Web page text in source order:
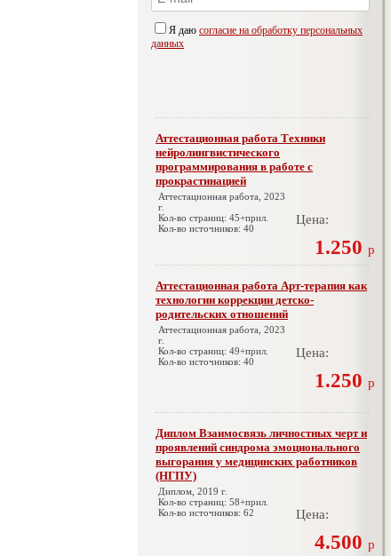
Я даю согласие на обработку персональных
данных
Аттестационная работа Техники
нейролингвистического
программирования в работе с
прокрастинацией
Аттестационная работа, 2023
г.
Кол-во страниц: 45+прил.
Кол-во источников: 40
Цена:
1.250 р
Аттестационная работа Арт-терапия как
технологии коррекции детско-
родительских отношений
Аттестационная работа, 2023
г.
Кол-во страниц: 49+прил.
Кол-во источников: 40
Цена:
1.250 р
Диплом Взаимосвязь личностных черт и
проявлений синдрома эмоционального
выгорания у медицинских работников
(НГПУ)
Диплом, 2019 г.
Кол-во страниц: 58+прил.
Кол-во источников: 62
Цена:
4.500 р